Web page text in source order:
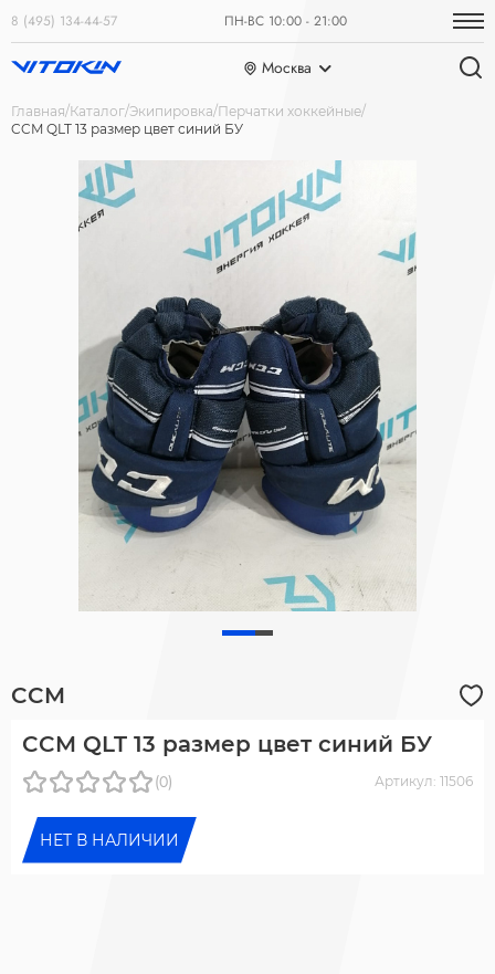
8 (495) 134-44-57 ПН-ВС 10:00 - 21:00
Москва
Главная Каталог Экипировка Перчатки хоккейные
CCM QLT 13 размер цвет синий БУ
CCM
CCM QLT 13 размер цвет синий БУ
(0) Артикул: 11506
НЕТ В НАЛИЧИИ